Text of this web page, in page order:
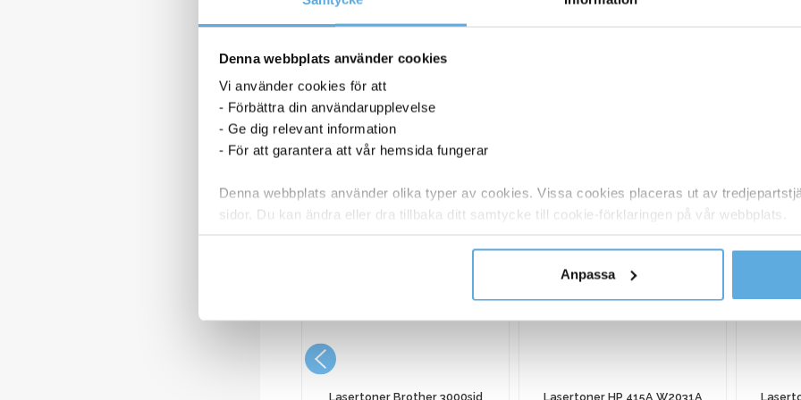
Denna webbplats använder cookies
Vi använder cookies för att
- Förbättra din användarupplevelse
- Ge dig relevant information
- För att garantera att vår hemsida fungerar
Denna webbplats använder olika typer av cookies. Vissa cookies placeras ut av
sidor. Du kan ändra eller dra tillbaka ditt samtycke till cookie-förklaringen på vår webbplats.
Anpassa
Lasertoner Toshiba 6B000000367 gul
Lasertoner Brother 3000sid
Lasertoner HP 415A W2031A